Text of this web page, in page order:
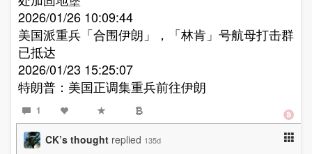
2026/01/26 10:09:44
美国派重兵「合围伊朗」，「林肯」号航母打击群
已抵达​
2026/01/23 15:25:07
特朗普：美国正调集重兵前往伊朗​
1
CK’s thought replied 135d